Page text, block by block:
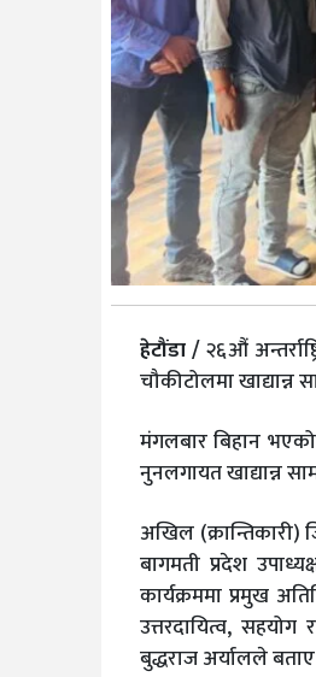
हेटौंडा /२६औं
चौकीटोलमा खाद्यान्न
मंगलबार बिहान भएको
नुनलगायत खाद्यान्न
अखिल (क्रान्तिकारी)
बागमती प्रदेश
कार्यक्रममा प्रमुख
उत्तरदायित्व,
बुद्धराज अर्यालले